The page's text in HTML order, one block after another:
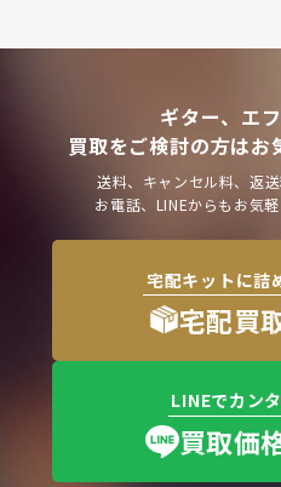
ギター、エ
買取をご検討の方はお
送料、キャンセル料、返送
お電話、LINEからもお気
宅配キットに詰
宅配買
LINEでカン
買取価